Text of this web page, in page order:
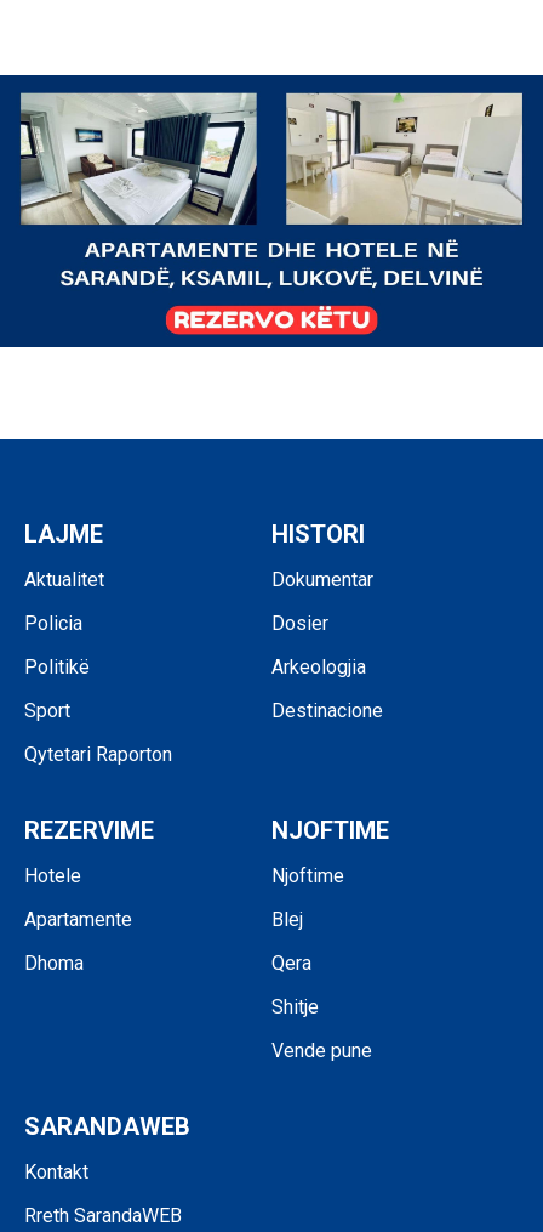
LAJME
Aktualitet
Policia
Politikë
Sport
Qytetari Raporton
HISTORI
Dokumentar
Dosier
Arkeologjia
Destinacione
REZERVIME
Hotele
Apartamente
Dhoma
NJOFTIME
Njoftime
Blej
Qera
Shitje
Vende pune
SARANDAWEB
Kontakt
Rreth SarandaWEB